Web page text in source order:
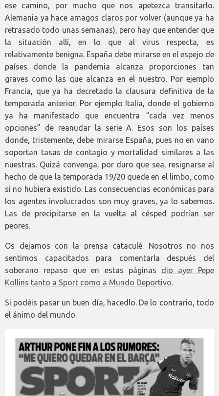
ese camino, por mucho que nos apetezca transitarlo.
Alemania ya hace amagos claros por volver (aunque ya ha
retrasado todo unas semanas), pero hay que entender que
la situación allí, en lo que al virus respecta, es
relativamente benigna. España debe mirarse en el espejo de
países donde la pandemia alcanza proporciones tan
graves como las que alcanza en el nuestro. Por ejemplo
Francia, que ya ha decretado la clausura definitiva de la
temporada anterior. Por ejemplo Italia, donde el gobierno
ya ha manifestado que encuentra “cada vez menos
opciones” de reanudar la serie A. Esos son los países
donde, tristemente, debe mirarse España, pues no en vano
soportan tasas de contagio y mortalidad similares a las
nuestras. Quizá convenga, por duro que sea, resignarse al
hecho de que la temporada 19/20 quede en el limbo, como
si no hubiera existido. Las consecuencias económicas para
los agentes involucrados son muy graves, ya lo sabemos.
Las de precipitarse en la vuelta al césped podrían ser
peores.
Os dejamos con la prensa cataculé. Nosotros no nos
sentimos capacitados para comentarla después del
soberano repaso que en estas páginas dio ayer Pepe
Kollins tanto a Sport como a Mundo Deportivo.
Si podéis pasar un buen día, hacedlo. De lo contrario, todo
el ánimo del mundo.